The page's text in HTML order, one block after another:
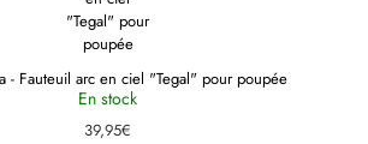
"Tegal"
pour
poupée
- Fauteuil arc en ciel "Tegal" pour poupée
En stock
39,95€